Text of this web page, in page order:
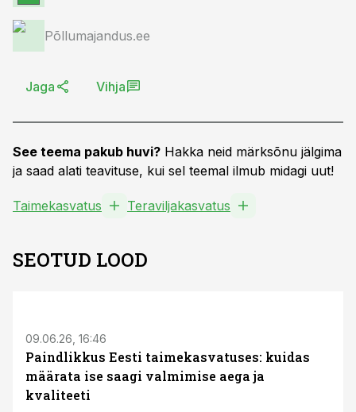
Põllumajandus.ee
Jaga Vihja
See teema pakub huvi? Hakka neid märksõnu jälgima
ja saad alati teavituse, kui sel teemal ilmub midagi uut!
Taimekasvatus Teraviljakasvatus
SEOTUD LOOD
09.06.26, 16:46
Paindlikkus Eesti taimekasvatuses: kuidas
määrata ise saagi valmimise aega ja
kvaliteeti